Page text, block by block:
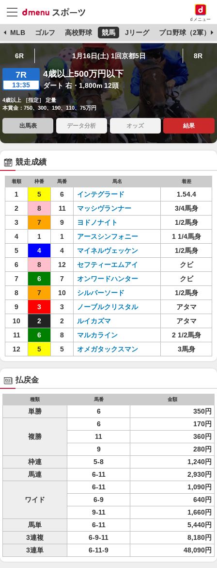
dメニュー
MLB ゴルフ 高校野球 競馬 Jリーグ プロ野球（2軍）
6R 1月16日(土) 1回京都5日 8R
7R
13:35
4歳以上500万円以下
ダート 右・1,800m 12頭
4歳以上 ［指定］ 定量
本賞金：750、300、190、110、75万円
出馬表 データ分析 オッズ 結果
競走成績
着順 枠番 馬番 馬名 着差
1 5 6 インテグラード
1.54.4
2
8 11 マッシヴランナー
3/4馬身
3
7 9 ヨドノナイト
1/2馬身
4
1 1 アースシンフォニー
1 1/4馬身
5
4 4 マイネルヴェッケン
1/2馬身
6
8 12 セフティーエムアイ
クビ
7
6 7 オンワードハンター
クビ
8
7 10 シルバーソード
1/2馬身
9
3 3 ノーブルクリスタル
アタマ
10
2 2 ルイカズマ
アタマ
11
6 8 マルカライン
2 1/2馬身
12
5 5 オメガタックスマン 3馬身
払戻金
種類 馬番 金額
単勝 6 350円
複勝
6
170円
11
360円
9
280円
枠連
5-8
1,240円
馬連
6-11 2,930円
ワイド
6-11
1,090円
6-9
640円
9-11
1,660円
馬単
6-11
5,440円
3連複
6-9-11
8,180円
3連単
6-11-9 48,090円